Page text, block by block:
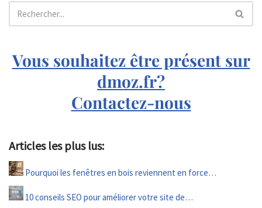
Vous souhaitez être présent sur
dmoz.fr?
Contactez-nous
Articles les plus lus:
Pourquoi les fenêtres en bois reviennent en force…
10 conseils SEO pour améliorer votre site de…